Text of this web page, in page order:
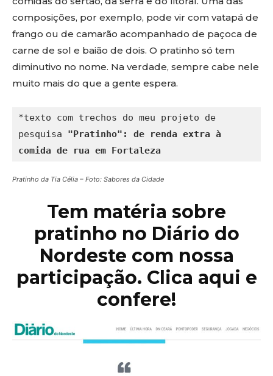
composições, por exemplo, pode vir com vatapá de
frango ou de camarão acompanhado de paçoca de
carne de sol e baião de dois. O pratinho só tem
diminutivo no nome. Na verdade, sempre cabe nele
muito mais do que a gente espera.
*texto com trechos do meu projeto de
pesquisa "Pratinho": de renda extra à
comida de rua em Fortaleza
Pratinho da Tia Célia – Foto: Sabores da Cidade
Tem matéria sobre
pratinho no Diário do
Nordeste com nossa
participação. Clica aqui e
confere!